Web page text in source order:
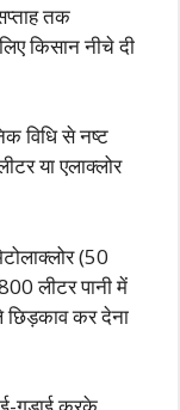
तक
किसान नीचे दी
विधि से नष्ट
या एलाक्लोर
(50
लीटर पानी में
कर देना